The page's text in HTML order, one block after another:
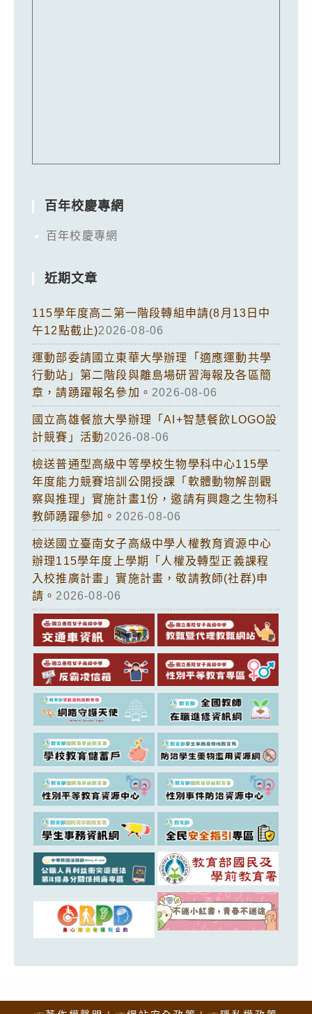
百年校慶專網
百年校慶專網
近期文章
115學年度高二第一階段轉組申請(8月13日中
午12點截止)2026-08-06
運動部委請國立東華大學辦理「適應運動共學
行動站」第二階段與離島場研習海報及各區簡
章，請踴躍報名參加。 2026-08-06
國立高雄餐旅大學辦理「AI+智慧餐飲LOGO設
計競賽」活動2026-08-06
檢送普通型高級中等學校生物學科中心115學
年度能力競賽培訓公開授課「軟體動物解剖觀
察與推理」實施計畫1份，邀請有興趣之生物科
教師踴躍參加。 2026-08-06
檢送國立臺南女子高級中學人權教育資源中心
辦理115學年度上學期「人權及轉型正義課程
入校推廣計畫」實施計畫，敬請教師(社群)申
請。 2026-08-06